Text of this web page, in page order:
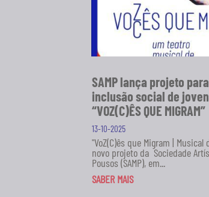
SAMP lança projeto
inclusão social de
“VOZ(C)ÊS QUE MIGRAM”
13-10-2025
"VoZ(C)ês que Migram |
novo projeto da Sociedade
Pousos (SAMP), em...
SABER MAIS